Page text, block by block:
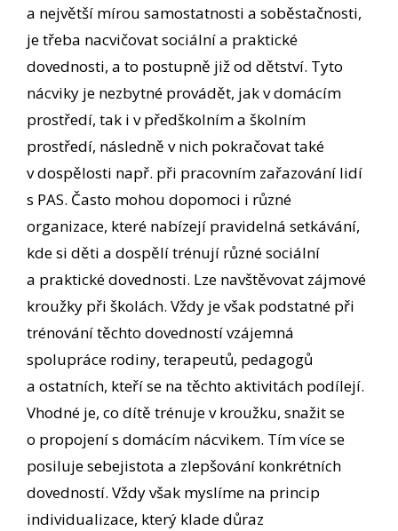
a největší mírou samostatnosti a soběstačnosti,
je třeba nacvičovat sociální a praktické
dovednosti, a to postupně již od dětství. Tyto
nácviky je nezbytné provádět, jak v domácím
prostředí, tak i v předškolním a školním
prostředí, následně v nich pokračovat také
v dospělosti např. při pracovním zařazování lidí
s PAS. Často mohou dopomoci i různé
organizace, které nabízejí pravidelná setkávání,
kde si děti a dospělí trénují různé sociální
a praktické dovednosti. Lze navštěvovat zájmové
kroužky při školách. Vždy je však podstatné při
trénování těchto dovedností vzájemná
spolupráce rodiny, terapeutů, pedagogů
a ostatních, kteří se na těchto aktivitách podílejí.
Vhodné je, co dítě trénuje v kroužku, snažit se
o propojení s domácím nácvikem. Tím více se
posiluje sebejistota a zlepšování konkrétních
dovedností. Vždy však myslíme na princip
individualizace, který klade důraz